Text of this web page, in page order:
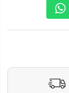
Telefoane mobile
Telefoane mobile
Telefoane mobile
Telefoane mobile
Telefoane mobile
Telefoane mobile